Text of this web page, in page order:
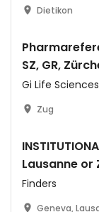
Dietikon
SZ, GR,
Gi Life
Zug
Lausanne or
Finders
Geneva,